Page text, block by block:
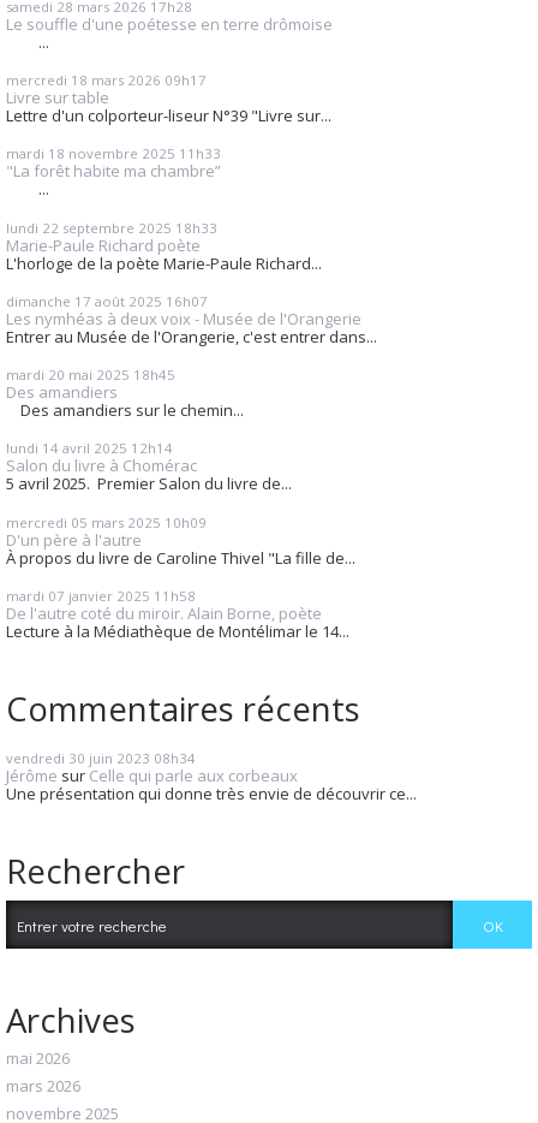
samedi 28 mars 2026 17h28
Le souffle d'une poétesse en terre drômoise
...
mercredi 18 mars 2026 09h17
Livre sur table
Lettre d'un colporteur-liseur N°39 "Livre sur...
mardi 18 novembre 2025 11h33
"La forêt habite ma chambre”
...
lundi 22 septembre 2025 18h33
Marie-Paule Richard poète
L'horloge de la poète Marie-Paule Richard...
dimanche 17 août 2025 16h07
Les nymhéas à deux voix - Musée de l'Orangerie
Entrer au Musée de l'Orangerie, c'est entrer dans...
mardi 20 mai 2025 18h45
Des amandiers
Des amandiers sur le chemin...
lundi 14 avril 2025 12h14
Salon du livre à Chomérac
5 avril 2025. Premier Salon du livre de...
mercredi 05 mars 2025 10h09
D'un père à l'autre
À propos du livre de Caroline Thivel "La fille de...
mardi 07 janvier 2025 11h58
De l'autre coté du miroir. Alain Borne, poète
Lecture à la Médiathèque de Montélimar le 14...
Commentaires récents
vendredi 30 juin 2023 08h34
Jérôme sur Celle qui parle aux corbeaux
Une présentation qui donne très envie de découvrir ce...
Rechercher
Archives
mai 2026
mars 2026
novembre 2025